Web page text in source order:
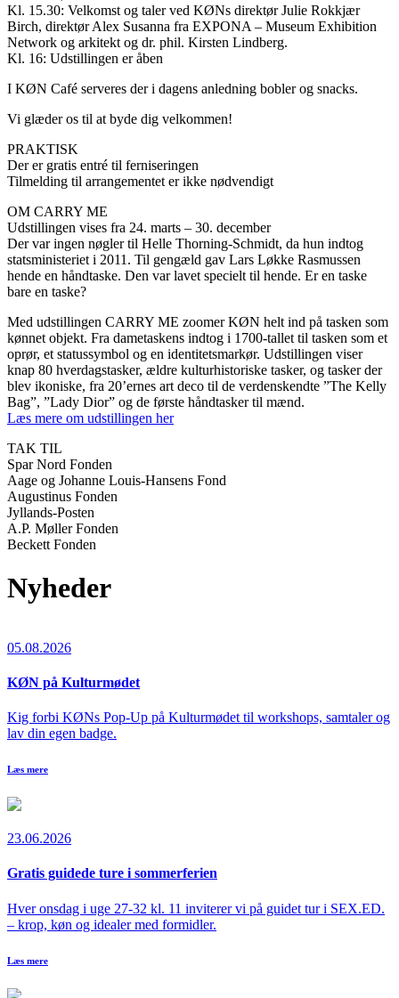
Kl. 15.30: Velkomst og taler ved KØNs direktør Julie Rokkjær
Birch, direktør Alex Susanna fra EXPONA – Museum Exhibition
Network og arkitekt og dr. phil. Kirsten Lindberg.
Kl. 16: Udstillingen er åben
I KØN Café serveres der i dagens anledning bobler og snacks.
Vi glæder os til at byde dig velkommen!
PRAKTISK
Der er gratis entré til ferniseringen
Tilmelding til arrangementet er ikke nødvendigt
OM CARRY ME
Udstillingen vises fra 24. marts – 30. december
Der var ingen nøgler til Helle Thorning-Schmidt, da hun indtog
statsministeriet i 2011. Til gengæld gav Lars Løkke Rasmussen
hende en håndtaske. Den var lavet specielt til hende. Er en taske
bare en taske?
Med udstillingen CARRY ME zoomer KØN helt ind på tasken som
kønnet objekt. Fra dametaskens indtog i 1700-tallet til tasken som et
oprør, et statussymbol og en identitetsmarkør. Udstillingen viser
knap 80 hverdagstasker, ældre kulturhistoriske tasker, og tasker der
blev ikoniske, fra 20’ernes art deco til de verdenskendte ”The Kelly
Bag”, ”Lady Dior” og de første håndtasker til mænd.
Læs mere om udstillingen her
TAK TIL
Spar Nord Fonden
Aage og Johanne Louis-Hansens Fond
Augustinus Fonden
Jyllands-Posten
A.P. Møller Fonden
Beckett Fonden
Nyheder
05.08.2026
KØN på Kulturmødet
Kig forbi KØNs Pop-Up på Kulturmødet til workshops, samtaler og
lav din egen badge.
Læs mere
23.06.2026
Gratis guidede ture i sommerferien
Hver onsdag i uge 27-32 kl. 11 inviterer vi på guidet tur i SEX.ED.
– krop, køn og idealer med formidler.
Læs mere